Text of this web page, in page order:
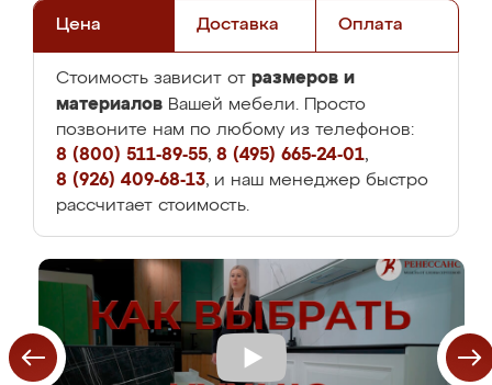
Цена Доставка Оплата
Стоимость зависит от размеров и
материалов Вашей мебели. Просто
позвоните нам по любому из телефонов:
8 (800) 511-89-55, 8 (495) 665-24-01,
8 (926) 409-68-13, и наш менеджер быстро
рассчитает стоимость.